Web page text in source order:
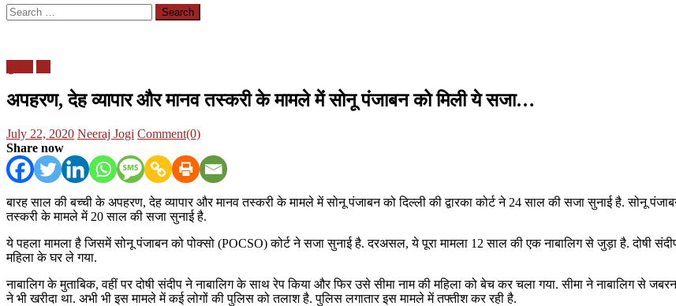
Search
for:
अपहरण, देह व्यापार और मानव तस्करी के मामले में सोनू पंजाबन को मिली ये सजा…
Posted
on
July 22, 2020 Author
Neeraj Jogi Comment(0)
Share now
बारह साल की बच्ची के अपहरण, देह व्यापार और मानव तस्करी के मामले में सोनू पंजाबन को दिल्ली की द्वारका कोर्ट ने 24 साल की सजा सुनाई है. सोनू
तस्करी के मामले में 20 साल की सजा सुनाई है.
ये पहला मामला है जिसमें सोनू पंजाबन को पोक्सो (POCSO) कोर्ट ने सजा सुनाई है. दरअसल, ये पूरा मामला 12 साल की एक नाबालिग से जुड़ा है. दोषी
महिला के घर ले गया.
नाबालिग के मुताबिक, वहीं पर दोषी संदीप ने नाबालिग के साथ रेप किया और फिर उसे सीमा नाम की महिला को बेच कर चला गया. सीमा ने नाबालिग से
ने भी खरीदा था. अभी भी इस मामले में कई लोगों की पुलिस को तलाश है. पुलिस लगातार इस मामले में तफ्तीश कर रही है.